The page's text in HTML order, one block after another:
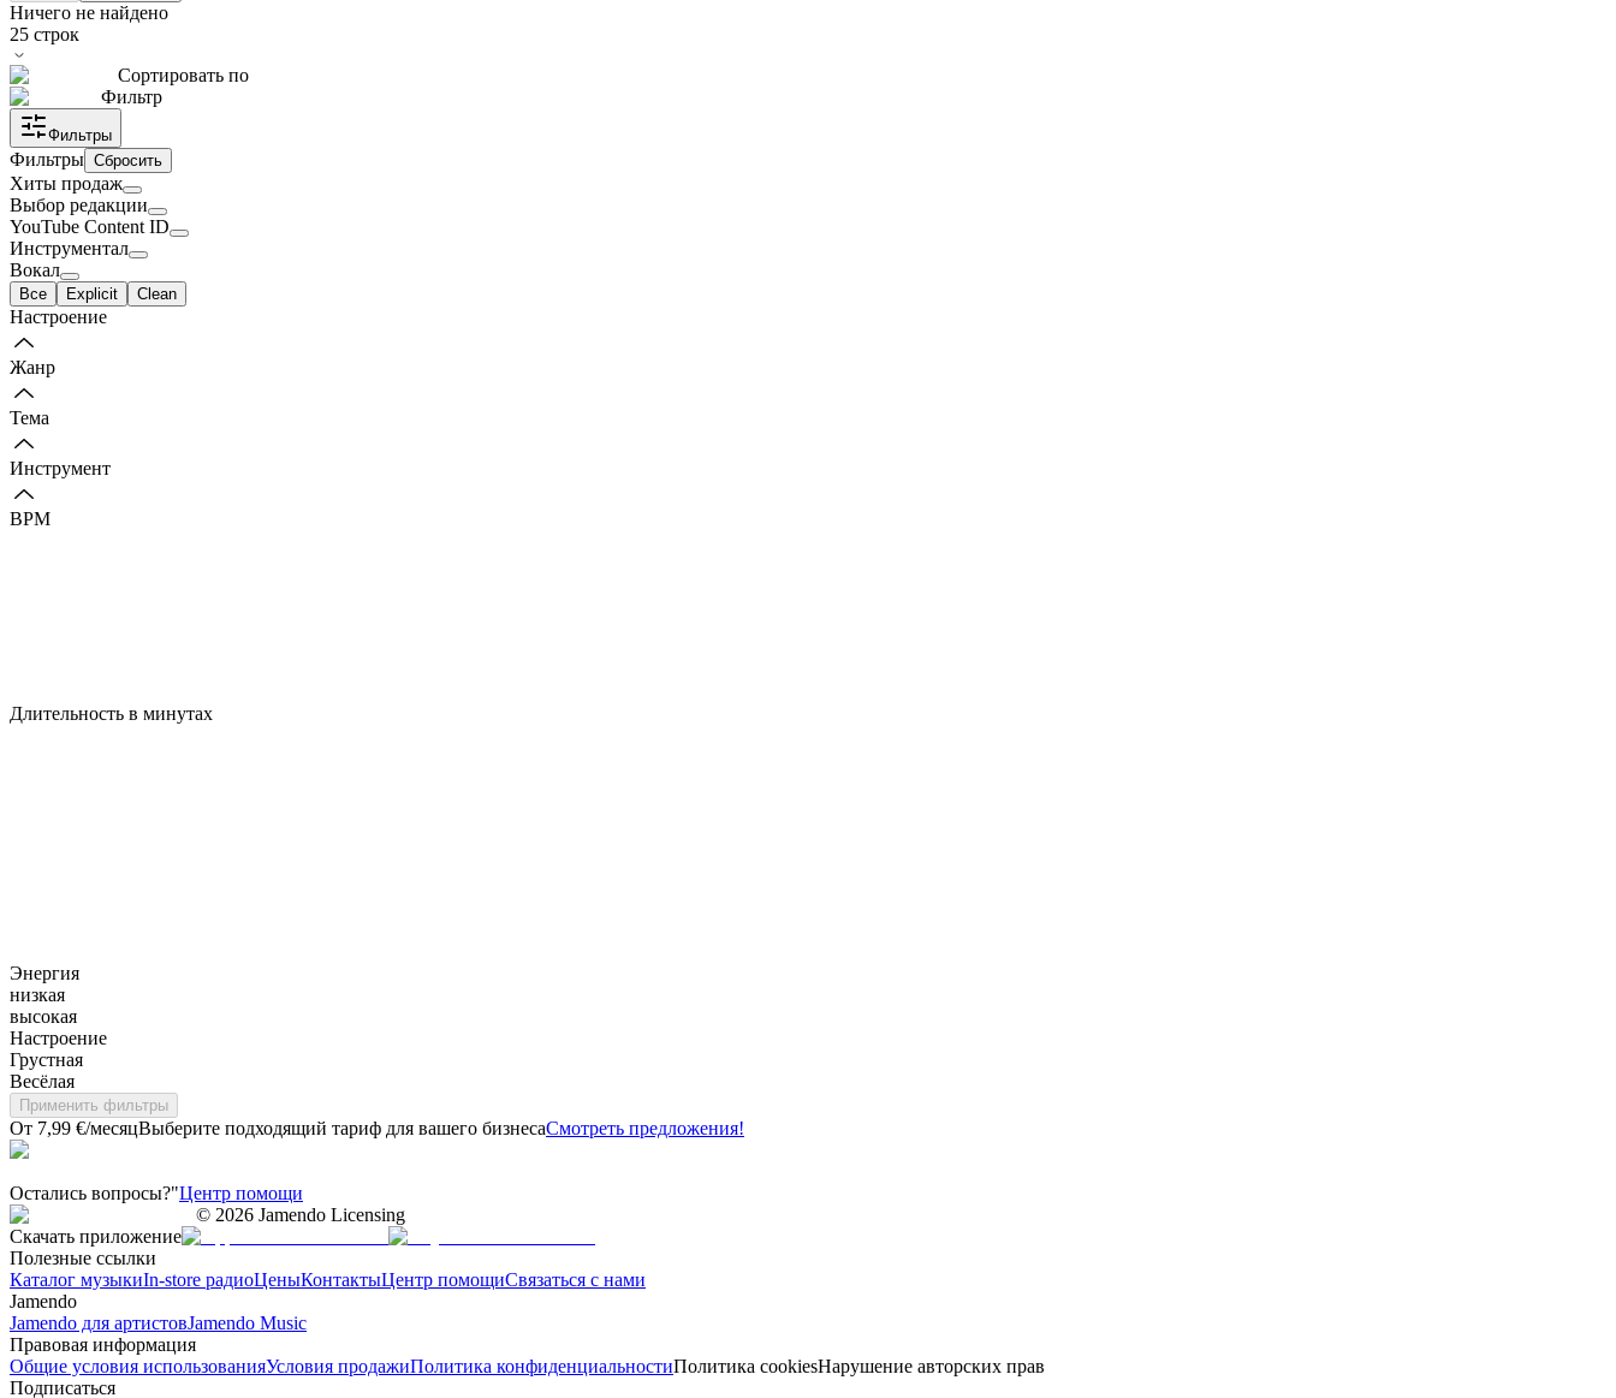
Ничего не найдено
25 строк
Сортировать по
Фильтр
Фильтры
Фильтры Сбросить
Хиты продаж
Выбор редакции
YouTube Content ID
Инструментал
Вокал
Все Explicit Clean
Настроение
Жанр
Тема
Инструмент
BPM
Длительность в минутах
Энергия
низкая
высокая
Настроение
Грустная
Весёлая
Применить фильтры
От 7,99 €/месяцВыберите подходящий тариф для вашего бизнесаСмотреть предложения!
Остались вопросы?"Центр помощи
© 2026 Jamendo Licensing
Скачать приложение
Полезные ссылки
Каталог музыкиIn-store радиоЦеныКонтактыЦентр помощиСвязаться с нами
Jamendo
Jamendo для артистовJamendo Music
Правовая информация
Общие условия использованияУсловия продажиПолитика конфиденциальностиПолитика cookiesНарушение авторских прав
Подписаться